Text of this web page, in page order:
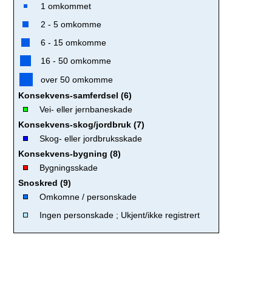
1 omkommet
2 - 5 omkomme
6 - 15 omkomme
16 - 50 omkomme
over 50 omkomme
Konsekvens-samferdsel (6)
Vei- eller jernbaneskade
Konsekvens-skog/jordbruk (7)
Skog- eller jordbruksskade
Konsekvens-bygning (8)
Bygningsskade
Snoskred (9)
Omkomne / personskade
Ingen personskade ; Ukjent/ikke registrert